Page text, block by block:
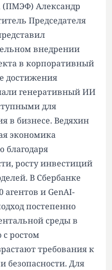
(ПМЭФ) Александр
Председателя
внедрении
в корпоративный
достижения
генеративный ИИ
для
в бизнесе. Ведяхин
экономика
благодаря
росту инвестиций
В Сбербанке
агентов и GenAI-
постепенно
среды в
ростом
требования к
безопасности. Для